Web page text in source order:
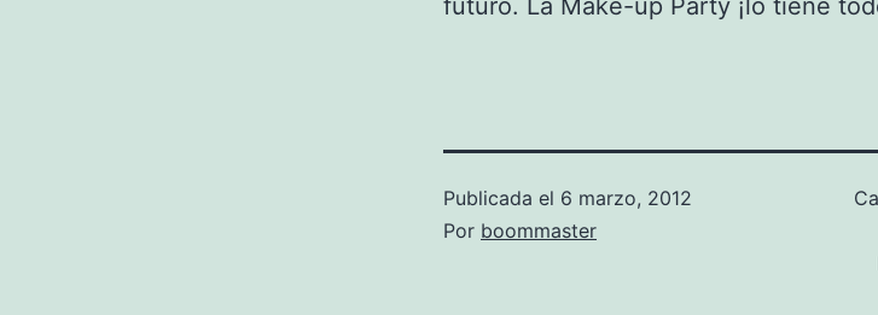
futuro. La Make-up Party ¡lo tiene
Publicada el 6 marzo, 2012
Por boommaster